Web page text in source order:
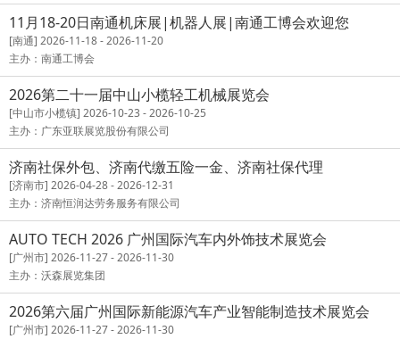
11月18-20日南通机床展|机器人展|南通工博会欢迎您
[南通] 2026-11-18 - 2026-11-20
主办：南通工博会
2026第二十一届中山小榄轻工机械展览会
[中山市小榄镇] 2026-10-23 - 2026-10-25
主办：广东亚联展览股份有限公司
济南社保外包、济南代缴五险一金、济南社保代理
[济南市] 2026-04-28 - 2026-12-31
主办：济南恒润达劳务服务有限公司
AUTO TECH 2026 广州国际汽车内外饰技术展览会
[广州市] 2026-11-27 - 2026-11-30
主办：沃森展览集团
2026第六届广州国际新能源汽车产业智能制造技术展览会
[广州市] 2026-11-27 - 2026-11-30